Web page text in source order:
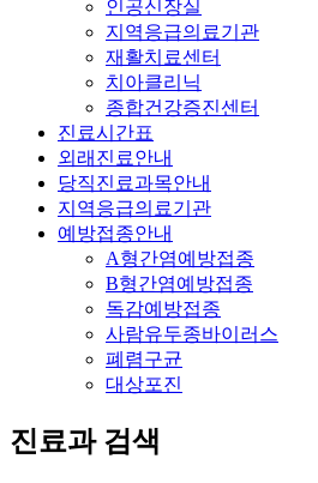
인공신장실
지역응급의료기관
재활치료센터
치아클리닉
종합건강증진센터
진료시간표
외래진료안내
당직진료과목안내
지역응급의료기관
예방접종안내
A형간염예방접종
B형간염예방접종
독감예방접종
사람유두종바이러스
폐렴구균
대상포진
진료과 검색